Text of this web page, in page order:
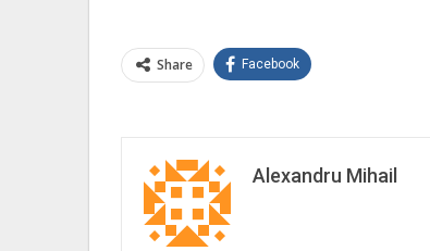
Share Facebook
Alexandru Mihail